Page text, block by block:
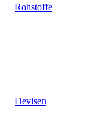
Rohstoffe
Devisen